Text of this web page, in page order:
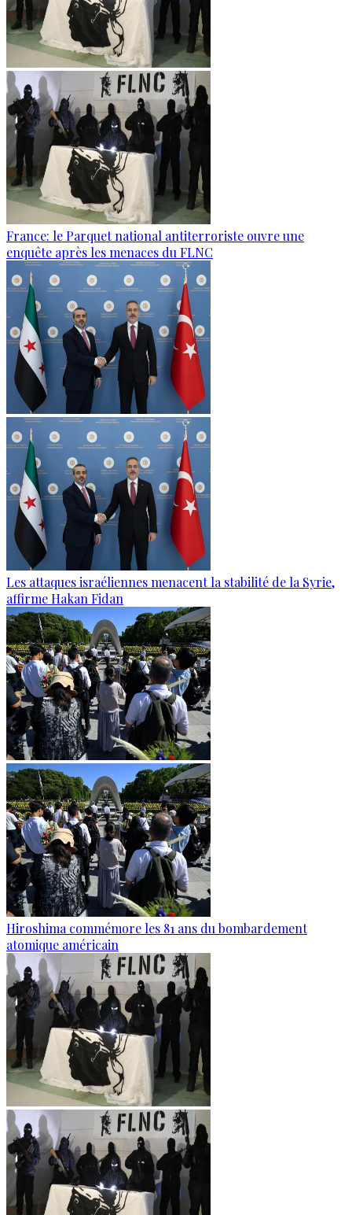
France: le Parquet national antiterroriste ouvre une
enquête après les menaces du FLNC
Les attaques israéliennes menacent la stabilité de la Syrie,
affirme Hakan Fidan
Hiroshima commémore les 81 ans du bombardement
atomique américain